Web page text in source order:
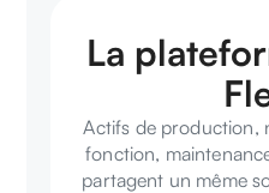
La
Actifs de production,
fonction,
partagent un même